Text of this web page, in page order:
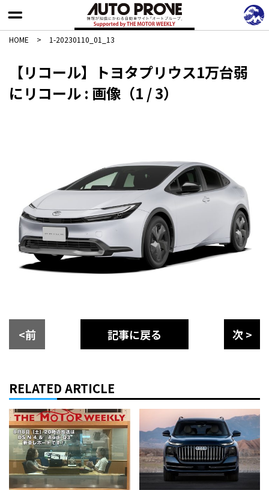
HOME > 1-20230110_01_13
【リコール】トヨタプリウス1万台弱
にリコール : 画像（1 / 3）
<前 記事に戻る 次 >
RELATED ARTICLE